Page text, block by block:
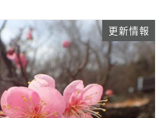
更新情報